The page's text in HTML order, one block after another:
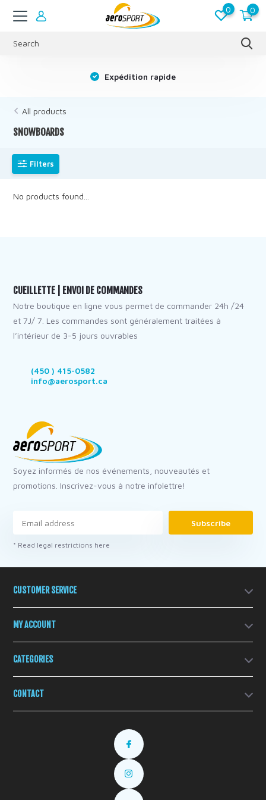
0 0
Expédition rapide
All products
SNOWBOARDS
Filters
No products found...
CUEILLETTE | ENVOI DE COMMANDES
Notre boutique en ligne vous permet de commander 24h /24
et 7J/ 7. Les commandes sont généralement traitées à
l’intérieur de 3-5 jours ouvrables
(450 ) 415-0582
info@aerosport.ca
Soyez informés de nos événements, nouveautés et
promotions. Inscrivez-vous à notre infolettre!
Subscribe
* Read legal restrictions here
CUSTOMER SERVICE
MY ACCOUNT
CATEGORIES
CONTACT